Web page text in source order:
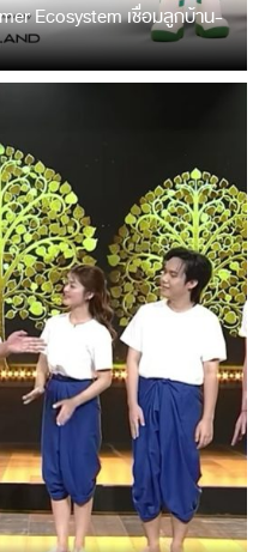
Ecosystem เชื่อมลูกบ้าน-